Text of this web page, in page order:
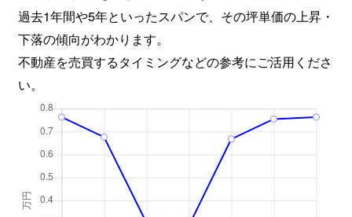
過去1年間や5年といったスパンで、その坪単価の上昇・
下落の傾向がわかります。
不動産を売買するタイミングなどの参考にご活用くださ
い。